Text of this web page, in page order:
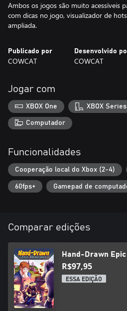
Ambos os jogos são muito acessíveis
com dicas no jogo, visualizador de
Publicado por
COWCAT
Desenvolvido
COWCAT
Jogar com
XBOX One XBOX
Computador
Funcionalidades
Cooperação local do Xbox (2-4)
60fps+ Gamepad de
Comparar edições
Hand-Drawn
R$97,95
ESSA EDIÇÃO